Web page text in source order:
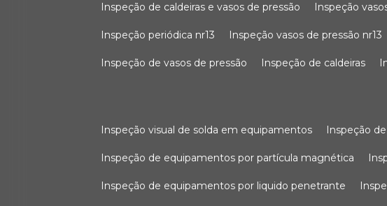
inspeção de caldeiras e vasos de pressão inspeção
inspeção periódica nr13 inspeção vasos de pressão nr13
inspeção de vasos de pressão inspeção de caldeiras
inspeção visual de solda em equipamentos inspeção
inspeção de equipamentos por partícula magnética
inspeção de equipamentos por liquido penetrante